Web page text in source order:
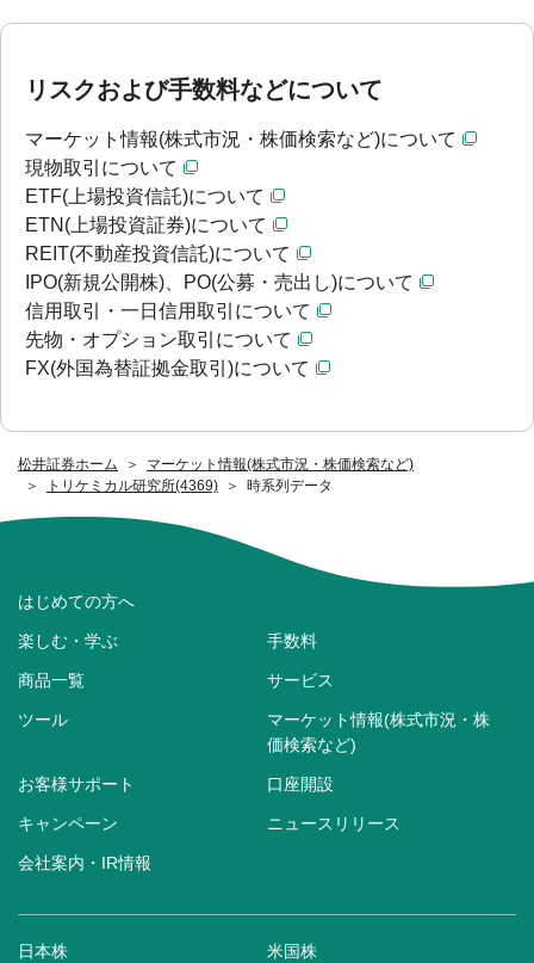
松井証券ホーム
マーケット情報(株式市況・株価検索など)
トリケミカル研究所(4369)
時系列データ
リスクおよび手数料などについて
マーケット情報(株式市況・株価検索など)について
現物取引について
ETF(上場投資信託)について
ETN(上場投資証券)について
REIT(不動産投資信託)について
IPO(新規公開株)、PO(公募・売出し)について
信用取引・一日信用取引について
先物・オプション取引について
FX(外国為替証拠金取引)について
はじめての方へ
楽しむ・学ぶ 手数料
商品一覧 サービス
ツール
マーケット情報(株式市況・株
価検索など)
お客様サポート 口座開設
キャンペーン ニュースリリース
会社案内・IR情報
日本株 米国株